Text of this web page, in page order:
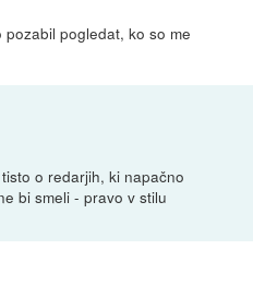
pogledat, ko so me
o redarjih, ki napačno
bi smeli - pravo v stilu